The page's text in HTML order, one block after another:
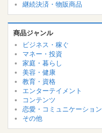
継続決済・物販商品
商品ジャンル
ビジネス・稼ぐ
マネー・投資
家庭・暮らし
美容・健康
教育・資格
エンターテイメント
コンテンツ
恋愛・コミュニケーション
その他